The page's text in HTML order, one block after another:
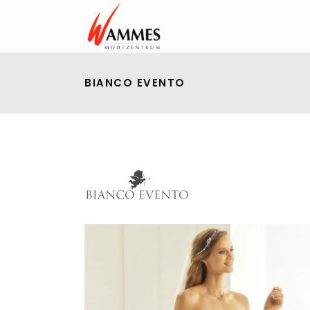
BIANCO EVENTO